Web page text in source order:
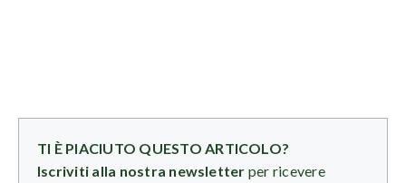
TI È PIACIUTO QUESTO ARTICOLO?
Iscriviti alla nostra newsletter per ricevere